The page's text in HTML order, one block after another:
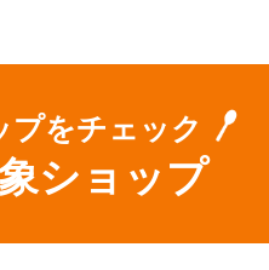
プをチェック
ショップ